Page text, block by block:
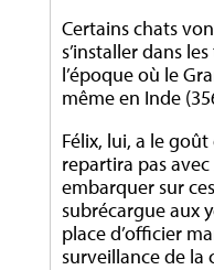
Certains chats
s’installer dans
l’époque où le
même en Inde
Félix, lui, a le
repartira pas
embarquer sur
subrécargue aux
place d’officier
surveillance de la